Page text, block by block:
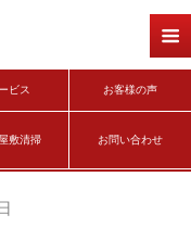
ビス お客様の声
敷清掃 お問い合わせ